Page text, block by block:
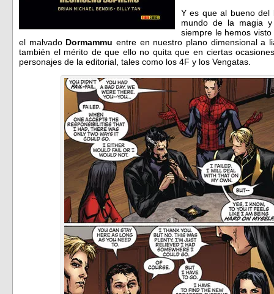
Y es que al bueno del
mundo de la magia
siempre le hemos
el malvado Dormammu entre en nuestro plano dimensional a
también el mérito de que ello no quita que en ciertas
personajes de la editorial, tales como los 4F y los Vengatas.